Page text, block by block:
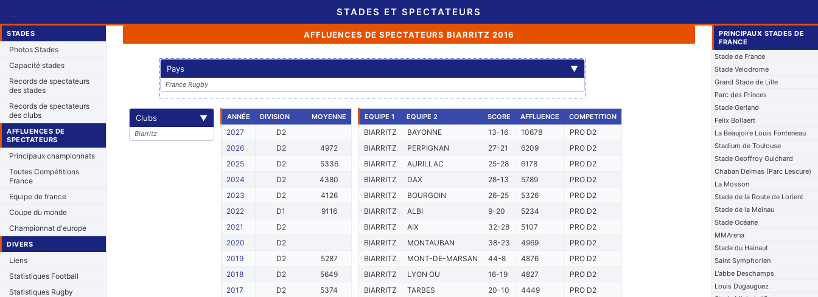
STADES ET SPECTATEURS
STADES
Photos Stades
Capacité stades
Records de spectateurs
des stades
Records de spectateurs
des clubs
AFFLUENCES DE
SPECTATEURS
Principaux championnats
Toutes Compétitions
France
Equipe de france
Coupe du monde
Championnat d'europe
DIVERS
Liens
Statistiques Football
Statistiques Rugby
AFFLUENCES DE SPECTATEURS BIARRITZ 2016
Pays ▼
France Rugby
Clubs ▼
Biarritz
ANNÉE DIVISION MOYENNE
2027
D2
2026
D2
4972
2025
D2
5336
2024
D2
4380
2023
D2
4126
2022
D1
9116
2021
D2
2020
D2
2019
D2
5287
2018
D2
5649
2017
D2
5374
EQUIPE 1 EQUIPE 2 SCORE AFFLUENCE COMPETITION
BIARRITZ BAYONNE 13-16 10678
PRO D2
BIARRITZ
PERPIGNAN 27-21 6209
PRO D2
BIARRITZ
AURILLAC 25-28 6178
PRO D2
BIARRITZ
DAX 28-13 5789
PRO D2
BIARRITZ
BOURGOIN 26-25 5326
PRO D2
BIARRITZ
ALBI 9-20 5234
PRO D2
BIARRITZ
AIX 32-28 5107
PRO D2
BIARRITZ
MONTAUBAN 38-23 4969
PRO D2
BIARRITZ
MONT-DE-MARSAN 44-8 4876
PRO D2
BIARRITZ
LYON OU 16-19 4827
PRO D2
BIARRITZ
TARBES 20-10 4449
PRO D2
PRINCIPAUX STADES DE
FRANCE
Stade de France
Stade Velodrome
Grand Stade de Lille
Parc des Princes
Stade Gerland
Felix Bollaert
La Beaujoire Louis Fonteneau
Stadium de Toulouse
Stade Geoffroy Guichard
Chaban Delmas (Parc Lescure)
La Mosson
Stade de la Route de Lorient
Stade de la Meinau
Stade Océane
MMArena
Stade du Hainaut
Saint Symphorien
L'abbe Deschamps
Louis Dugauguez